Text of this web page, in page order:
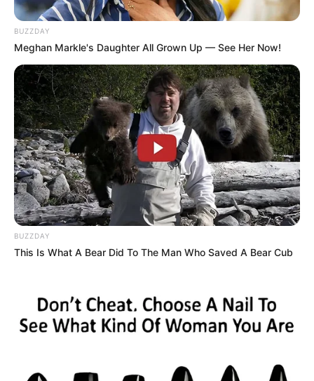
BUZZDAY
Meghan Markle's Daughter All Grown Up — See Her Now!
BUZZDAY
This Is What A Bear Did To The Man Who Saved A Bear Cub